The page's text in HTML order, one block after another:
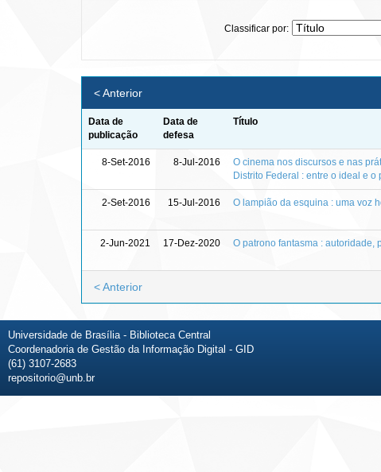
Classificar por:
< Anterior
Data de
publicação
Data de
defesa
Título
8-Set-2016 8-Jul-2016
O cinema nos discursos e nas
Distrito Federal : entre o ideal e o
2-Set-2016 15-Jul-2016 O lampião da esquina : uma voz
2-Jun-2021 17-Dez-2020 O patrono fantasma : autoridade,
< Anterior
Universidade de Brasília - Biblioteca Central
Coordenadoria de Gestão da Informação Digital - GID
(61) 3107-2683
repositorio@unb.br